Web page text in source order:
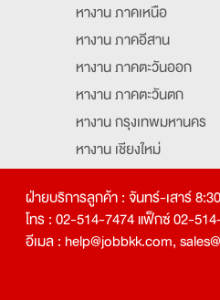
หางาน ภาคเหนือ
หางาน ภาคอีสาน
หางาน ภาคตะวันออก
หางาน ภาคตะวันตก
หางาน กรุงเทพมหานคร
หางาน เชียงใหม่
ฝ่ายบริการลูกค้า : จันทร์-เสาร์
โทร : 02-514-7474 แฟ็กซ์ 02-
อีเมล : help@jobbkk.com,